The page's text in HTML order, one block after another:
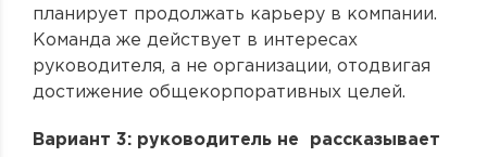
планирует продолжать карьеру в компании.
Команда же действует в интересах
руководителя, а не организации, отодвигая
достижение общекорпоративных целей.
Вариант 3: руководитель не рассказывает